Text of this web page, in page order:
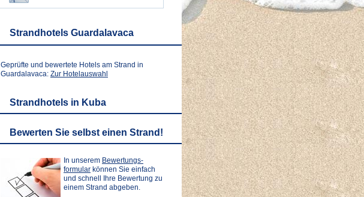
Strandhotels Guardalavaca
Geprüfte und bewertete Hotels am Strand in
Guardalavaca: Zur Hotelauswahl
Strandhotels in Kuba
Bewerten Sie selbst einen Strand!
In unserem Bewertungs-
formular können Sie einfach
und schnell Ihre Bewertung zu
einem Strand abgeben.